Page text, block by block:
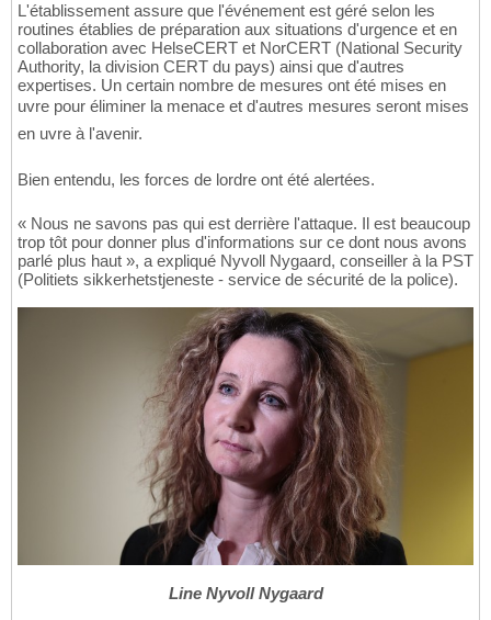
L'établissement assure que l'événement est géré selon les
routines établies de préparation aux situations d'urgence et en
collaboration avec HelseCERT et NorCERT (National Security
Authority, la division CERT du pays) ainsi que d'autres
expertises. Un certain nombre de mesures ont été mises en
uvre pour éliminer la menace et d'autres mesures seront mises
en uvre à l'avenir.
Bien entendu, les forces de lordre ont été alertées.
« Nous ne savons pas qui est derrière l'attaque. Il est beaucoup
trop tôt pour donner plus d'informations sur ce dont nous avons
parlé plus haut », a expliqué Nyvoll Nygaard, conseiller à la PST
(Politiets sikkerhetstjeneste - service de sécurité de la police).
Line Nyvoll Nygaard